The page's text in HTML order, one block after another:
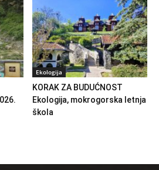
Ekologija
KORAK ZA BUDUĆNOST
Ekologija, mokrogorska letnja
škola